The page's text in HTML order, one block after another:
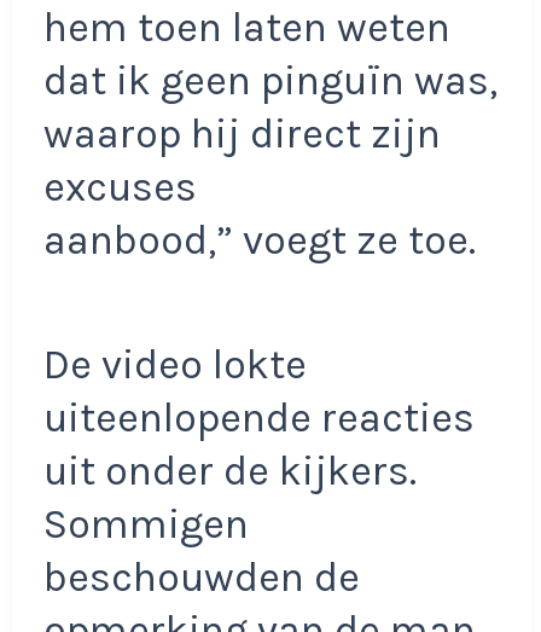
hem toen laten weten
dat ik geen pinguïn was,
waarop hij direct zijn
excuses
aanbood,” voegt ze toe.
De video lokte
uiteenlopende reacties
uit onder de kijkers.
Sommigen
beschouwden de